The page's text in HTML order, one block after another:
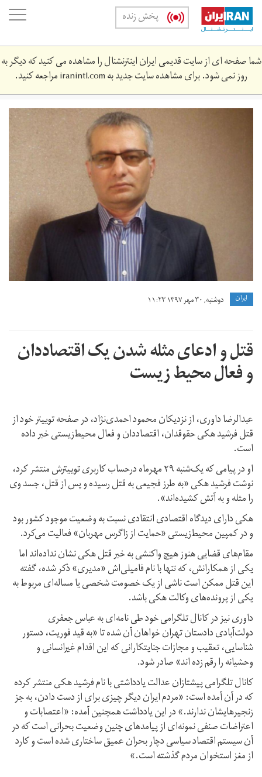
Skip
main
content
پخش زنده
شما صفحه ای از سایت قدیمی ایران اینترنشنال را مشاهده می کنید که دیگر به
روز نمی شود. برای مشاهده سایت جدید بهiranintl.comمراجعه کنید.
frshyd_hkhy.jpg
ايران دوشنبه, ۳۰ مهر ۱۳۹۷ ۱۱:۲۳
قتل و ادعای مثله شدن یک اقتصاددان
و فعال محیط‌ زیست
عبدالرضا داوری، از نزدیکان محمود احمدی‌نژاد، در صفحه توییتر خود از
قتل فرشید هکی حقوقدان، اقتصاددان و فعال محیط‌زیستی خبر داده
است.
او در پیامی که یک‌شنبه ۲۹ مهرماه درحساب کاربری توییترش منتشر کرد،
نوشت فرشید هکی «به طرز فجيعی به قتل رسيده و پس از قتل، جسد وی
را مثله و به آتش كشيده‌اند».
هکی دارای دیدگاه اقتصادی انتقادی نسبت به وضعیت موجود کشور بود
و در کمپین محیط‌زیستی «‌حمایت از زاگرس مهربان» فعالیت می‌کرد.
مقام‌های قضایی هنوز هیچ واکنشی به خبر قتل هکی نشان نداده‌اند اما
یکی از همکارانش، که تنها با نام فامیلی‌اش «‌مدیری» ذکر شده، گفته
این قتل ممکن است ناشی از یک خصومت شخصی یا مساله‌ای مربوط به
یکی از پرونده‌های وکالت هکی باشد.
داوری نیز در کانال تلگرامی خود طی نامه‌ای به عباس جعفری
دولت‌آبادی دادستان تهران خواهان آن شده تا «به قيد فوريت، دستور
شناسایی، تعقيب و مجازات جنایتکارانی که اين اقدام غيرانسانی و
وحشيانه را رقم زده اند» صادر شود.
کانال تلگرامی پیشتازان عدالت یادداشتی با نام فرشید هکی منتشر کرده
که در آن آمده است: «مردم ایران دیگر چیزی برای از دست دادن، به جز
زنجیرهایشان ندارند.» در این یادداشت همچنین آمده: «اعتصابات و
اعتراضات صنفی نمونه‌ای از پیامدهای چنین وضعیت بحرانی است که در
آن سیستم اقتصاد سیاسی دچار بحران عمیق ساختاری شده است و کارد
از مغز استخوان مردم گذشته است.»